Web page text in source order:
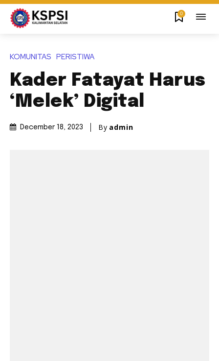
0
KOMUNITAS PERISTIWA
Kader Fatayat Harus
‘Melek’ Digital
December 18, 2023 By admin